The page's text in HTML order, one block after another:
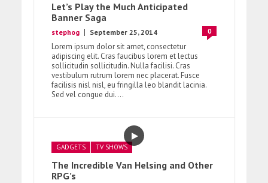
Let’s Play the Much Anticipated
Banner Saga
stephog September 25, 2014 0
Lorem ipsum dolor sit amet, consectetur
adipiscing elit. Cras faucibus lorem et lectus
sollicitudin sollicitudin. Nulla facilisi. Cras
vestibulum rutrum lorem nec placerat. Fusce
facilisis nisl nisl, eu fringilla leo blandit lacinia.
Sed vel congue dui....
GADGETS TV SHOWS
The Incredible Van Helsing and Other
RPG’s